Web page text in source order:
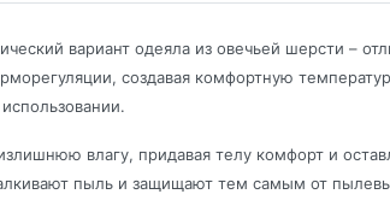
вариант одеяла из овечьей шерсти –
создавая комфортную
влагу, придавая телу комфорт и
пыль и защищают тем самым от